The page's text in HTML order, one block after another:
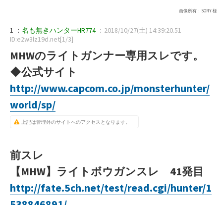
画像所有：SONY 様
1 ： 名も無きハンターHR774 ：2018/10/27(土) 14:39:20.51
ID:e2w3lz19d.net[1/3]
MHWのライトガンナー専用スレです。
◆公式サイト
http://www.capcom.co.jp/monsterhunter/
world/sp/
上記は管理外のサイトへのアクセスとなります。
前スレ
【MHW】ライトボウガンスレ 41発目
http://fate.5ch.net/test/read.cgi/hunter/1